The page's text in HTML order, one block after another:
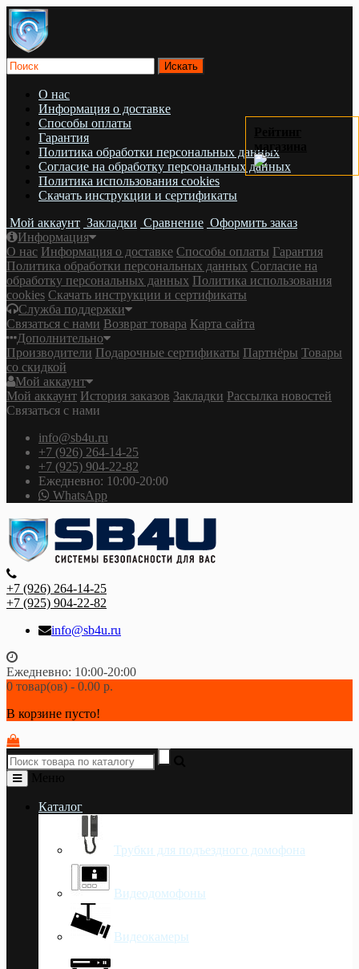
О нас
Информация о доставке
Cпособы оплаты
Гарантия
Политика обработки персональных данных
Согласие на обработку персональных данных
Политика использования cookies
Скачать инструкции и сертификаты
Мой аккаунт Закладки Сравнение Оформить заказ
Информация
О нас Информация о доставке Cпособы оплаты Гарантия
Политика обработки персональных данных Согласие на
обработку персональных данных Политика использования
cookies Скачать инструкции и сертификаты
Служба поддержки
Связаться с нами Возврат товара Карта сайта
Дополнительно
Производители Подарочные сертификаты Партнёры Товары
со скидкой
Мой аккаунт
Мой аккаунт История заказов Закладки Рассылка новостей
Связаться с нами
info@sb4u.ru
+7 (926) 264-14-25
+7 (925) 904-22-82
Ежедневно: 10:00-20:00
WhatsApp
+7 (926) 264-14-25
+7 (925) 904-22-82
info@sb4u.ru
Ежедневно: 10:00-20:00
0 товар(ов) - 0.00 р.
В корзине пусто!
Каталог
Трубки для подъездного домофона
Видеодомофоны
Видеокамеры